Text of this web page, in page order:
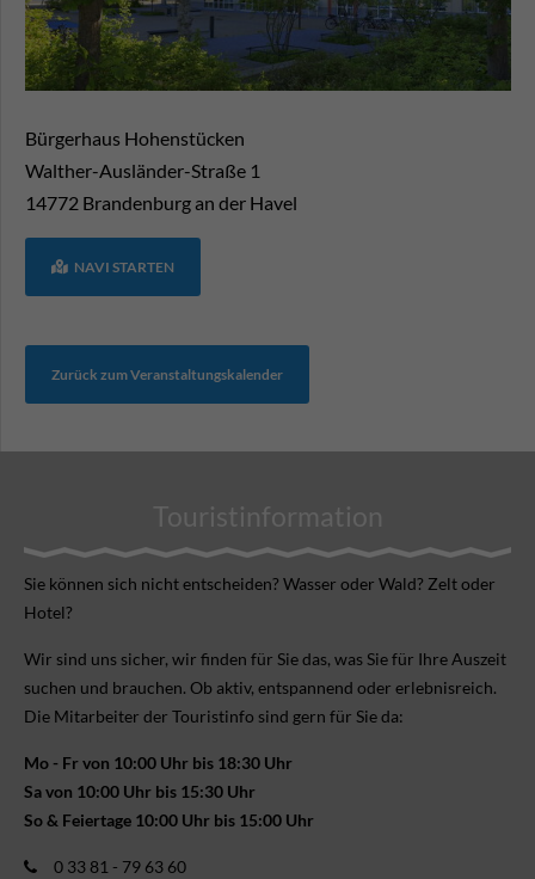
Bürgerhaus Hohenstücken
Walther-Ausländer-Straße 1
14772 Brandenburg an der Havel
NAVI STARTEN
Zurück zum Veranstaltungskalender
Touristinformation
Sie können sich nicht ent­scheiden? Wasser oder Wald? Zelt oder
Hotel?
Wir sind uns sicher, wir finden für Sie das, was Sie für Ihre Aus­zeit
suchen und brauchen. Ob aktiv, ent­spannend oder erlebnis­reich.
Die Mitarbeiter der Touristinfo sind gern für Sie da:
Mo - Fr von 10:00 Uhr bis 18:30 Uhr
Sa von 10:00 Uhr bis 15:30 Uhr
So & Feiertage 10:00 Uhr bis 15:00 Uhr
0 33 81 - 79 63 60